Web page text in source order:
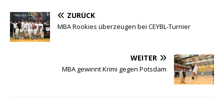
ZURÜCK
MBA Rookies überzeugen bei CEYBL-Turnier
WEITER
MBA gewinnt Krimi gegen Potsdam